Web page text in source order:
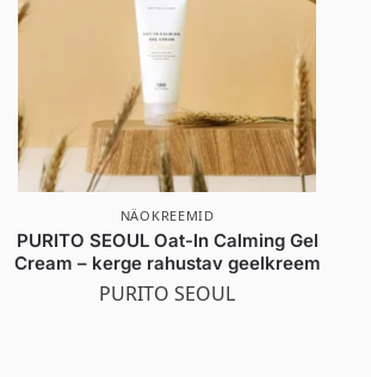
NÄOKREEMID
PURITO SEOUL Oat-In Calming Gel
Cream – kerge rahustav geelkreem
PURITO SEOUL